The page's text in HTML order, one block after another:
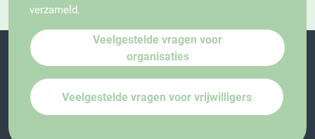
verzameld.
Veelgestelde vragen voor
organisaties
Veelgestelde vragen voor vrijwilligers